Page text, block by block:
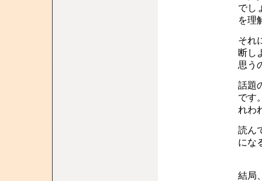
でし
を理
それ
断し
思う
話題
です
れわ
読ん
にな
結局